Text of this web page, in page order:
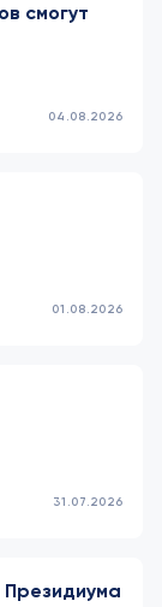
смогут
04.08.2026
01.08.2026
31.07.2026